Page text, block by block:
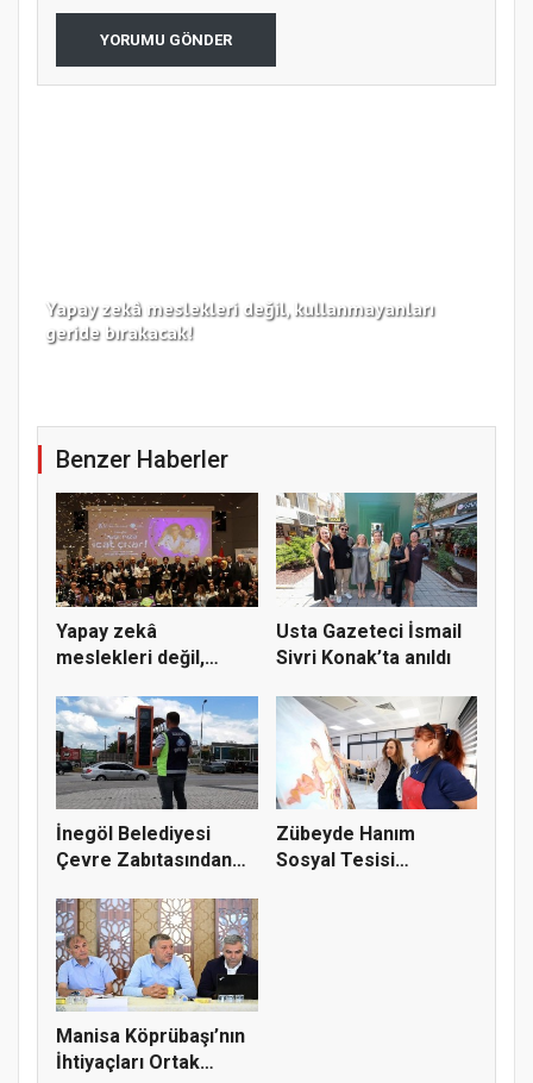
YORUMU GÖNDER
Yapay zekâ meslekleri değil, kullanmayanları
geride bırakacak!
Benzer Haberler
Yapay zekâ
meslekleri değil,
Usta Gazeteci İsmail
Sivri Konak’ta anıldı
İnegöl Belediyesi
Çevre Zabıtasından
Zübeyde Hanım
Sosyal Tesisi
Manisa Köprübaşı’nın
İhtiyaçları Ortak